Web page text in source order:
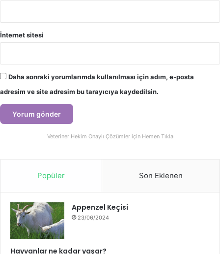
İnternet sitesi
Daha sonraki yorumlarımda kullanılması için adım, e-posta
adresim ve site adresim bu tarayıcıya kaydedilsin.
Veteriner Hekim Onaylı Çözümler için Hemen Tıkla
Popüler Son Eklenen
Appenzel Keçisi
23/06/2024
Hayvanlar ne kadar yaşar?